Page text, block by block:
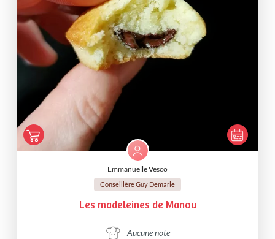
Emmanuelle Vesco
Conseillère Guy Demarle
Les madeleines de Manou
Aucune note